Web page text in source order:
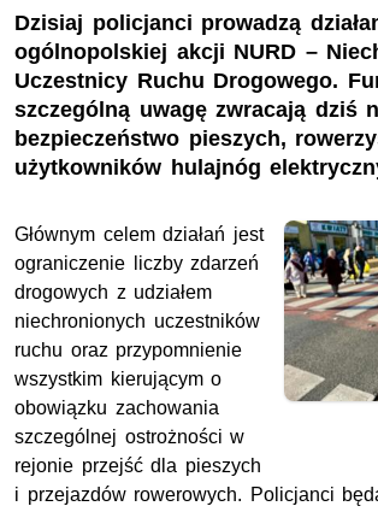
Dzisiaj policjanci prowadzą
ogólnopolskiej akcji NURD –
Uczestnicy Ruchu Drogowego.
szczególną uwagę zwracają dziś
bezpieczeństwo pieszych,
użytkowników hulajnóg
Głównym celem działań jest
ograniczenie liczby zdarzeń
drogowych z udziałem
niechronionych uczestników
ruchu oraz przypomnienie
wszystkim kierującym o
obowiązku zachowania
szczególnej ostrożności w
rejonie przejść dla pieszych
i przejazdów rowerowych. Policjanci